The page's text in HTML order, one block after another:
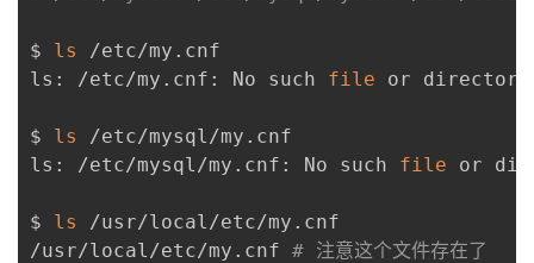
者
我
博
的
我
$ ls
/etc/my.cnf
ls: /etc/my.cnf: No such file or directory
$ ls
/etc/mysql/my.cnf
ls: /etc/mysql/my.cnf: No such file or
$ ls
/usr/local/etc/my.cnf
/usr/local/etc/my.cnf # 注意这个文件存在了